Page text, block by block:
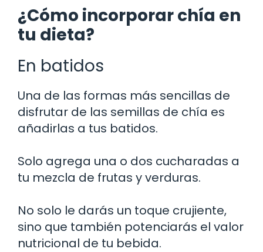
¿Cómo incorporar chía en
tu dieta?
En batidos
Una de las formas más sencillas de
disfrutar de las semillas de chía es
añadirlas a tus batidos.
Solo agrega una o dos cucharadas a
tu mezcla de frutas y verduras.
No solo le darás un toque crujiente,
sino que también potenciarás el valor
nutricional de tu bebida.